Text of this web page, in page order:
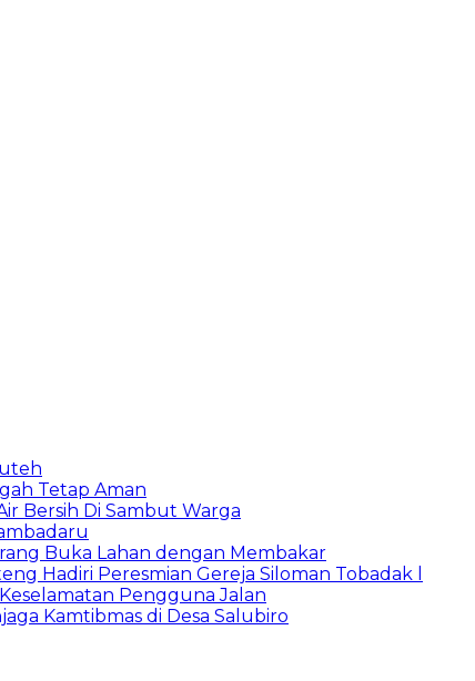
Tetap Aman
Bersih Di Sambut Warga
Buka Lahan dengan Membakar
Hadiri Peresmian Gereja Siloman Tobadak l
Pengguna Jalan
Kamtibmas di Desa Salubiro